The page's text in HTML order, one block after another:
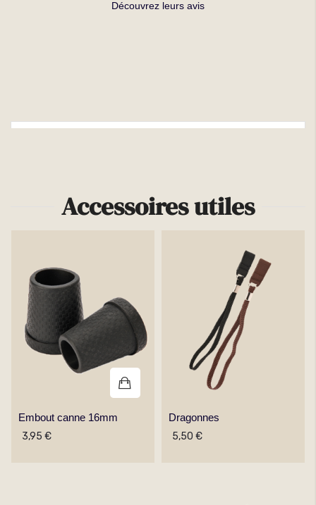
Découvrez leurs avis
Accessoires utiles
Embout canne 16mm
3,95 €
Dragonnes
5,50 €